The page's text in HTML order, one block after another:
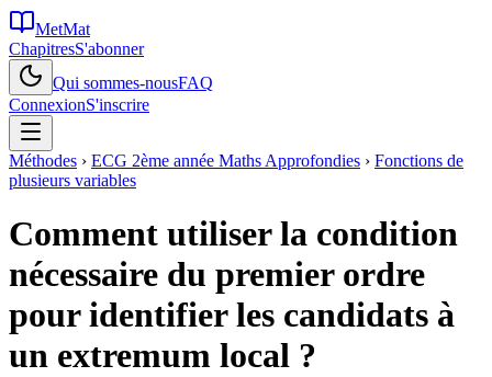
MetMat
ChapitresS'abonner
Qui sommes-nousFAQ
ConnexionS'inscrire
Méthodes › ECG 2ème année Maths Approfondies › Fonctions de
plusieurs variables
Comment utiliser la condition
nécessaire du premier ordre
pour identifier les candidats à
un extremum local ?